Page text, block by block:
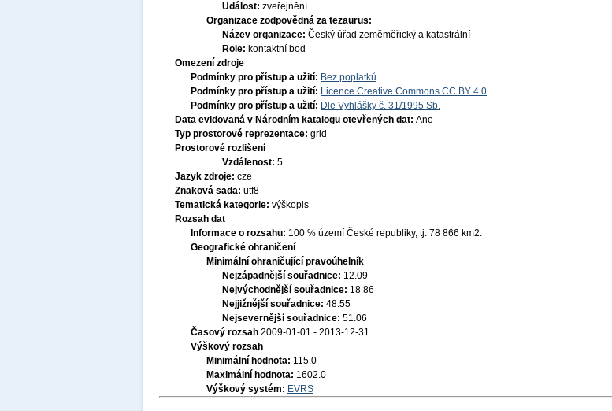
Událost: zveřejnění
Organizace zodpovědná za tezaurus:
Název organizace: Český úřad zeměměřický a katastrální
Role: kontaktní bod
Omezení zdroje
Podmínky pro přístup a užití: Bez poplatků
Podmínky pro přístup a užití: Licence Creative Commons CC BY 4.0
Podmínky pro přístup a užití: Dle Vyhlášky č. 31/1995 Sb.
Data evidovaná v Národním katalogu otevřených dat: Ano
Typ prostorové reprezentace: grid
Prostorové rozlišení
Vzdálenost: 5
Jazyk zdroje: cze
Znaková sada: utf8
Tematická kategorie: výškopis
Rozsah dat
Informace o rozsahu: 100 % území České republiky, tj. 78 866 km2.
Geografické ohraničení
Minimální ohraničující pravoúhelník
Nejzápadnější souřadnice: 12.09
Nejvýchodnější souřadnice: 18.86
Nejjižnější souřadnice: 48.55
Nejsevernější souřadnice: 51.06
Časový rozsah 2009-01-01 - 2013-12-31
Výškový rozsah
Minimální hodnota: 115.0
Maximální hodnota: 1602.0
Výškový systém: EVRS